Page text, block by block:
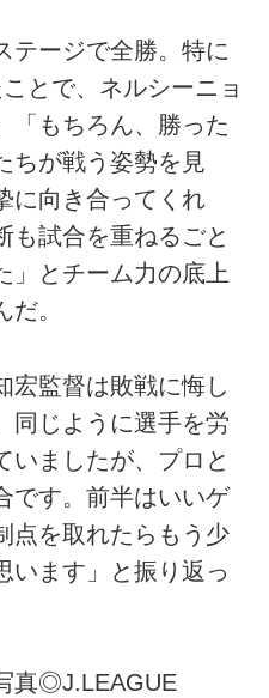
ージで全勝。特に
とで、ネルシーニョ
「もちろん、勝った
ちが戦う姿勢を見
に向き合ってくれ
も試合を重ねるごと
」とチーム力の底上
。
監督は敗戦に悔し
同じように選手を労
いましたが、プロと
です。前半はいいゲ
点を取れたらもう少
います」と振り返っ
真◎J.LEAGUE